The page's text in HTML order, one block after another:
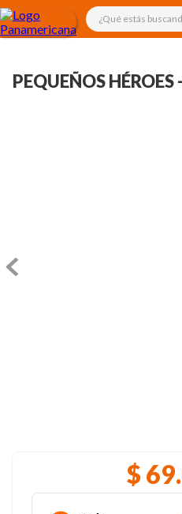
¿Qué estás
PEQUEÑOS
$ 69.